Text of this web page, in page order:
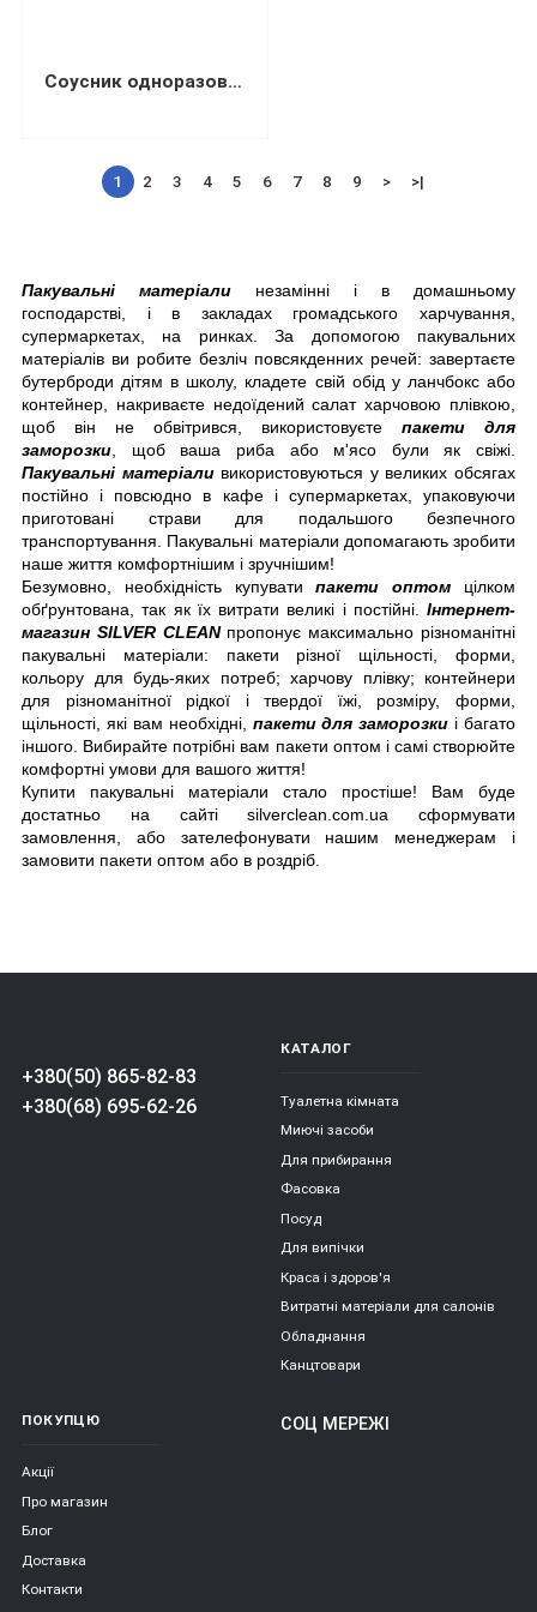
Соусник одноразовий чорний 50 мл з PP з відкидною кришкою 50...
1 2 3 4 5 6 7 8 9 > >|
Пакувальні матеріали незамінні і в домашньому
господарстві, і в закладах громадського харчування,
супермаркетах, на ринках. За допомогою пакувальних
матеріалів ви робите безліч повсякденних речей: завертаєте
бутерброди дітям в школу, кладете свій обід у ланчбокс або
контейнер, накриваєте недоїдений салат харчовою плівкою,
щоб він не обвітрився, використовуєте пакети для
заморозки
Пакувальні матеріали використовуються у великих обсягах
постійно і повсюдно в кафе і супермаркетах, упаковуючи
приготовані страви для подальшого безпечного
транспортування. Пакувальні матеріали допомагають зробити
наше життя комфортнішим і зручнішим!
Безумовно, необхідність купувати пакети оптом цілком
обґрунтована, так як їх витрати великі і постійні. Інтернет-
магазин SILVER CLEAN пропонує максимально різноманітні
пакувальні матеріали: пакети різної щільності, форми,
кольору для будь-яких потреб; харчову плівку; контейнери
для різноманітної рідкої і твердої їжі, розміру, форми,
щільності, які вам необхідні, пакети для заморозки і багато
іншого. Вибирайте потрібні вам пакети оптом і самі
комфортні умови для вашого життя!
Купити пакувальні матеріали стало простіше! Вам буде
достатньо на сайті silverclean.com.ua сформувати
замовлення, або зателефонувати нашим менеджерам і
замовити пакети оптом або в роздріб.
+380(50) 865-82-83
+380(68) 695-62-26
КАТАЛОГ
Туалетна кімната
Миючі засоби
Для прибирання
Фасовка
Посуд
Для випічки
Краса і здоров'я
Витратні матеріали для салонів
Обладнання
Канцтовари
ПОКУПЦЮ
Акції
Про магазин
Блог
Доставка
Контакти
СОЦ МЕРЕЖІ